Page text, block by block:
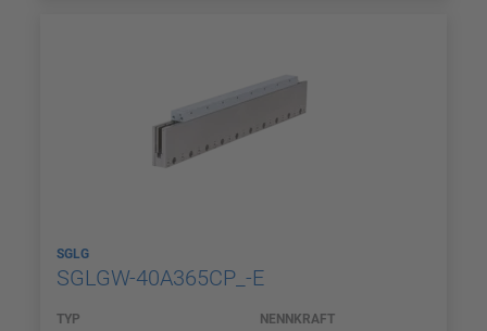
SGLG
SGLGW-40A365CP_-E
TYP NENNKRAFT